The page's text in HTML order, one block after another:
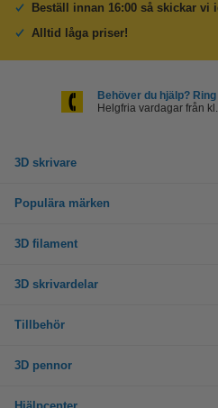
Beställ innan 16:00 så skickar vi
Alltid låga priser!
Behöver du hjälp?
Helgfria vardagar från
3D skrivare
Populära märken
3D filament
3D skrivardelar
Tillbehör
3D pennor